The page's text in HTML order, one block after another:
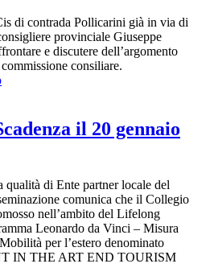
di contrada Pollicarini già in via di
provinciale Giuseppe
e discutere dell’argomento
consiliare.
il 20 gennaio
di Ente partner locale del
comunica che il Collegio
nell’ambito del Lifelong
Leonardo da Vinci – Misura
per l’estero denominato
IN THE ART END TOURISM